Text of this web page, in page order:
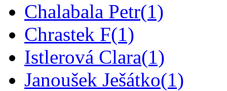
Chalabala Petr(1)
Chrastek F(1)
Istlerová Clara(1)
Janoušek Ješátko(1)